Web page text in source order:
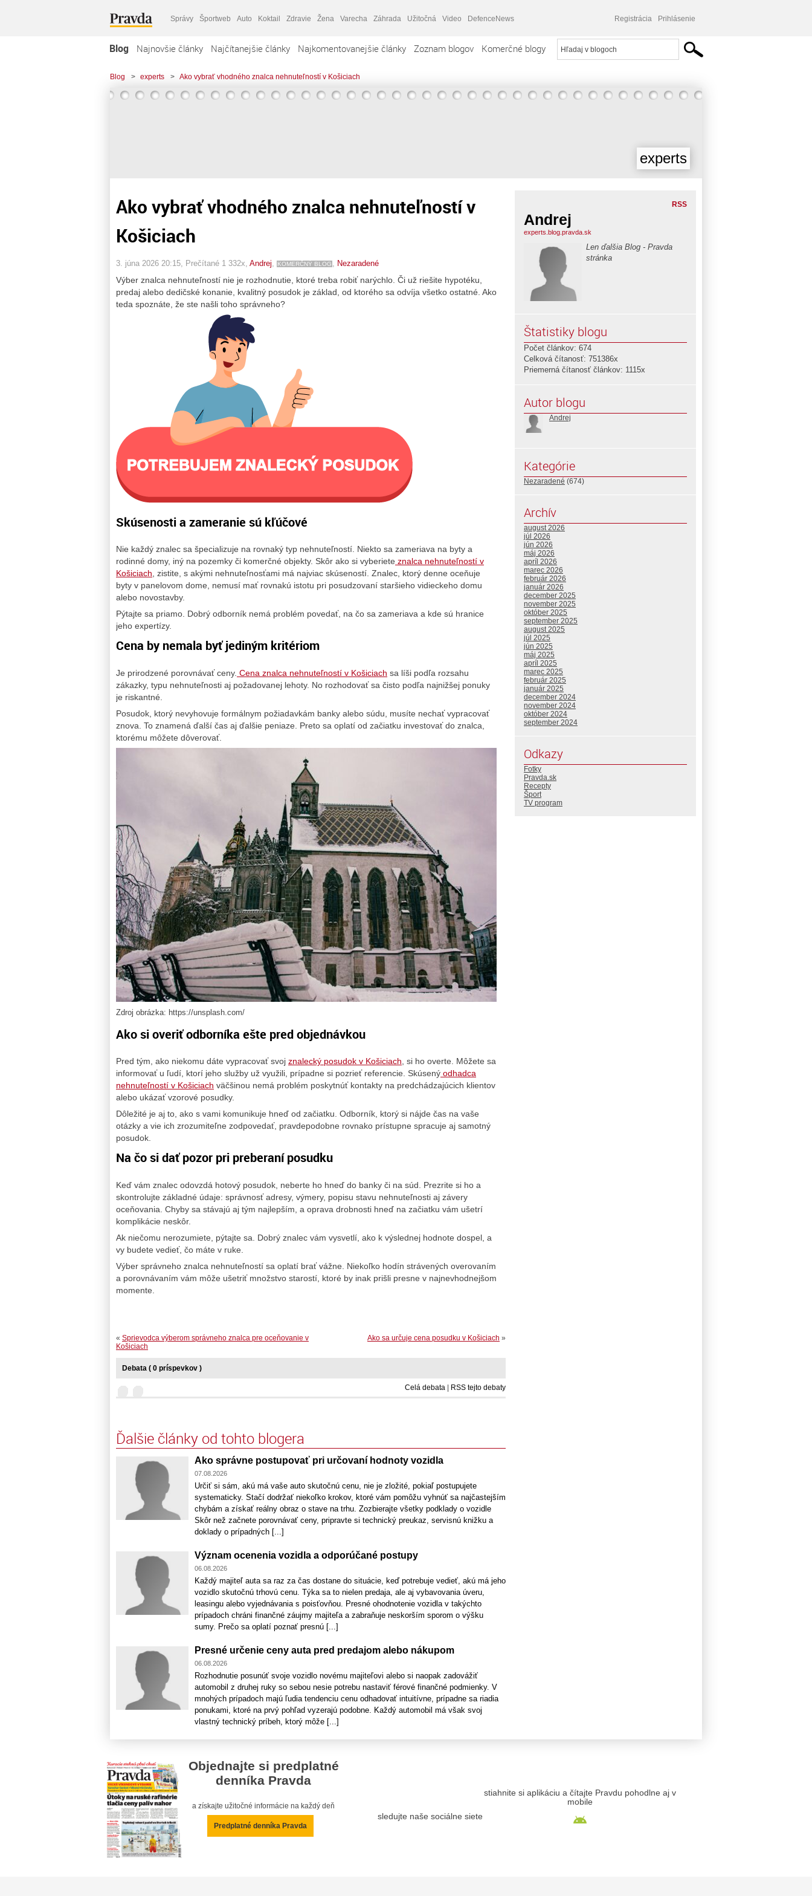
Správy Športweb Auto Koktail Zdravie Žena Varecha Záhrada Užitočná Video DefenceNews Registrácia Prihlásenie
Blog Najnovšie články Najčítanejšie články Najkomentovanejšie články Zoznam blogov Komerčné blogy
Blog > experts > Ako vybrať vhodného znalca nehnuteľností v Košiciach
experts
Ako vybrať vhodného znalca nehnuteľností v
Košiciach
3. júna 2026 20:15 , Prečítané 1 332x, Andrej KOMERČNÝ BLOG Nezaradené
Výber znalca nehnuteľností nie je rozhodnutie, ktoré treba robiť narýchlo. Či už riešite hypotéku,
predaj alebo dedičské konanie, kvalitný posudok je základ, od ktorého sa odvíja všetko ostatné. Ako
teda spoznáte, že ste našli toho správneho?
Skúsenosti a zameranie sú kľúčové
Nie každý znalec sa špecializuje na rovnaký typ nehnuteľností. Niekto sa zameriava na byty a
rodinné domy, iný na pozemky či komerčné objekty. Skôr ako si vyberiete znalca nehnuteľností v
Košiciach , zistite, s akými nehnuteľnosťami má najviac skúseností. Znalec, ktorý denne oceňuje
byty v panelovom dome, nemusí mať rovnakú istotu pri posudzovaní staršieho vidieckeho domu
alebo novostavby.
Pýtajte sa priamo. Dobrý odborník nemá problém povedať, na čo sa zameriava a kde sú hranice
jeho expertízy.
Cena by nemala byť jediným kritériom
Je prirodzené porovnávať ceny. Cena znalca nehnuteľností v Košiciach sa líši podľa rozsahu
zákazky, typu nehnuteľnosti aj požadovanej lehoty. No rozhodovať sa čisto podľa najnižšej ponuky
je riskantné.
Posudok, ktorý nevyhovuje formálnym požiadavkám banky alebo súdu, musíte nechať vypracovať
znova. To znamená ďalší čas aj ďalšie peniaze. Preto sa oplatí od začiatku investovať do znalca,
ktorému môžete dôverovať.
Zdroj obrázka: https://unsplash.com/
Ako si overiť odborníka ešte pred objednávkou
Pred tým, ako niekomu dáte vypracovať svoj znalecký posudok v Košiciach, si ho overte. Môžete sa
informovať u ľudí, ktorí jeho služby už využili, prípadne si pozrieť referencie. Skúsený odhadca
nehnuteľností v Košiciach väčšinou nemá problém poskytnúť kontakty na predchádzajúcich klientov
alebo ukázať vzorové posudky.
Dôležité je aj to, ako s vami komunikuje hneď od začiatku. Odborník, ktorý si nájde čas na vaše
otázky a vie ich zrozumiteľne zodpovedať, pravdepodobne rovnako prístupne spracuje aj samotný
posudok.
Na čo si dať pozor pri preberaní posudku
Keď vám znalec odovzdá hotový posudok, neberte ho hneď do banky či na súd. Prezrite si ho a
skontrolujte základné údaje: správnosť adresy, výmery, popisu stavu nehnuteľnosti aj závery
oceňovania. Chyby sa stávajú aj tým najlepším, a oprava drobnosti hneď na začiatku vám ušetrí
komplikácie neskôr.
Ak niečomu nerozumiete, pýtajte sa. Dobrý znalec vám vysvetlí, ako k výslednej hodnote dospel, a
vy budete vedieť, čo máte v ruke.
Výber správneho znalca nehnuteľností sa oplatí brať vážne. Niekoľko hodín strávených overovaním
a porovnávaním vám môže ušetriť množstvo starostí, ktoré by inak prišli presne v najnevhodnejšom
momente.
Ako sa určuje cena posudku v Košiciach »
« Sprievodca výberom správneho znalca pre oceňovanie v
Košiciach
Debata ( 0 príspevkov )
Celá debata RSS tejto debaty
Ďalšie články od tohto blogera
Ako správne postupovať pri určovaní hodnoty vozidla
07.08.2026
Určiť si sám, akú má vaše auto skutočnú cenu, nie je zložité, pokiaľ postupujete
systematicky. Stačí dodržať niekoľko krokov, ktoré vám pomôžu vyhnúť sa najčastejším
chybám a získať reálny obraz o stave na trhu. Zozbierajte všetky podklady o vozidle
Skôr než začnete porovnávať ceny, pripravte si technický preukaz, servisnú knižku a
doklady o prípadných [...]
Význam ocenenia vozidla a odporúčané postupy
06.08.2026
Každý majiteľ auta sa raz za čas dostane do situácie, keď potrebuje vedieť, akú má jeho
vozidlo skutočnú trhovú cenu. Týka sa to nielen predaja, ale aj vybavovania úveru,
leasingu alebo vyjednávania s poisťovňou. Presné ohodnotenie vozidla v takýchto
prípadoch chráni finančné záujmy majiteľa a zabraňuje neskorším sporom o výšku
sumy. Prečo sa oplatí poznať presnú [...]
Presné určenie ceny auta pred predajom alebo nákupom
06.08.2026
Rozhodnutie posunúť svoje vozidlo novému majiteľovi alebo si naopak zadovážiť
automobil z druhej ruky so sebou nesie potrebu nastaviť férové finančné podmienky. V
mnohých prípadoch majú ľudia tendenciu cenu odhadovať intuitívne, prípadne sa riadia
ponukami, ktoré na prvý pohľad vyzerajú podobne. Každý automobil má však svoj
vlastný technický príbeh, ktorý môže [...]
RSS
Andrej
experts.blog.pravda.sk
Len ďalšia Blog - Pravda
stránka
Štatistiky blogu
Počet článkov: 674
Celková čítanosť: 751386x
Priemerná čítanosť článkov: 1115x
Autor blogu
Andrej
Kategórie
Nezaradené (674)
Archív
august 2026
júl 2026
jún 2026
máj 2026
apríl 2026
marec 2026
február 2026
január 2026
december 2025
november 2025
október 2025
september 2025
august 2025
júl 2025
jún 2025
máj 2025
apríl 2025
marec 2025
február 2025
január 2025
december 2024
november 2024
október 2024
september 2024
Odkazy
Fotky
Pravda.sk
Recepty
Šport
TV program
Objednajte si predplatné
denníka Pravda
a získajte užitočné informácie na každý deň
Predplatné denníka Pravda
sledujte naše sociálne siete
stiahnite si aplikáciu a čítajte Pravdu pohodlne aj v
mobile